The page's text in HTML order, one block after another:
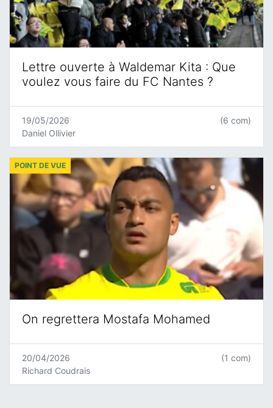
Lettre ouverte à Waldemar Kita : Que
voulez vous faire du FC Nantes ?
19/05/2026
Daniel Ollivier
(6 com)
On regrettera Mostafa Mohamed
POINT DE VUE
20/04/2026
Richard Coudrais
(1 com)